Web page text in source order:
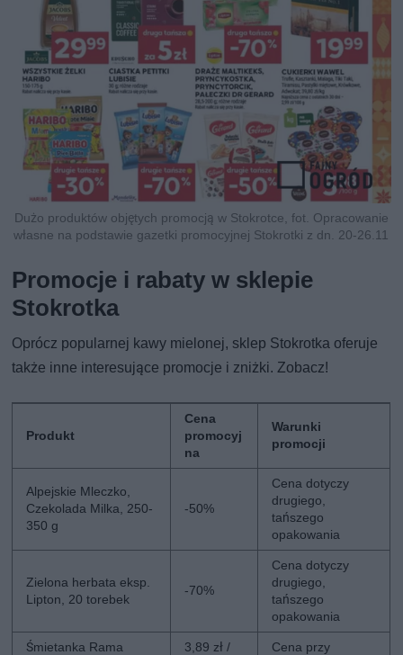
Dużo produktów objętych promocją w Stokrotce, fot. Opracowanie
własne na podstawie gazetki promocyjnej Stokrotki z dn. 20-26.11
Promocje i rabaty w sklepie
Stokrotka
Oprócz popularnej kawy mielonej, sklep Stokrotka oferuje
także inne interesujące promocje i zniżki. Zobacz!
Produkt
Cena
promocyj
na
Warunki
promocji
Alpejskie Mleczko,
Czekolada Milka, 250-
350 g
-50%
Cena dotyczy
drugiego,
tańszego
opakowania
Zielona herbata eksp.
Lipton, 20 torebek
-70%
Cena dotyczy
drugiego,
tańszego
opakowania
Śmietanka Rama
3,89 zł /
Cena przy